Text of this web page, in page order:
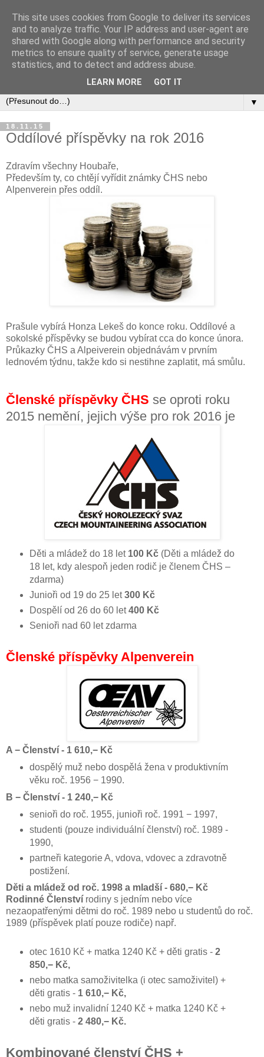
▼
18.11.15
Oddílové příspěvky na rok 2016
Zdravím všechny Houbaře,
Především ty, co chtějí vyřídit známky ČHS nebo
Alpenverein přes oddíl.
Prašule vybírá Honza Lekeš do konce roku. Oddílové a
sokolské příspěvky se budou vybírat cca do konce února.
Průkazky ČHS a Alpeiverein objednávám v prvním
lednovém týdnu, takže kdo si nestihne zaplatit, má smůlu.
Členské příspěvky ČHS se oproti roku
2015 nemění, jejich výše pro rok 2016 je
Děti a mládež do 18 let 100 Kč(Děti a mládež do
18 let, kdy alespoň jeden rodič je členem ČHS –
zdarma)
Junioři od 19 do 25 let300 Kč
Dospělí od 26 do 60 let400 Kč
Senioři nad 60 let zdarma
Členské příspěvky Alpenverein
A − Členství - 1 610,− Kč
dospělý muž nebo dospělá žena v produktivním
věku roč. 1956 − 1990.
B − Členství - 1 240,− Kč
senioři do roč. 1955, junioři roč. 1991 − 1997,
studenti (pouze individuální členství) roč. 1989 -
1990,
partneři kategorie A, vdova, vdovec a zdravotně
postižení.
Děti a mládež od roč. 1998 a mladší - 680,− Kč
Rodinné Členství rodiny s jedním nebo více
nezaopatřenými dětmi do roč. 1989 nebo u studentů do roč.
1989 (příspěvek platí pouze rodiče) např.
otec 1610 Kč + matka 1240 Kč + děti gratis - 2
850,− Kč,
nebo matka samoživitelka (i otec samoživitel) +
děti gratis - 1 610,− Kč,
nebo muž invalidní 1240 Kč + matka 1240 Kč +
děti gratis - 2 480,− Kč.
Kombinované členství ČHS +
This site uses cookies from Google to deliver its services
and to analyze traffic. Your IP address and user-agent are
shared with Google along with performance and security
metrics to ensure quality of service, generate usage
statistics, and to detect and address abuse.
LEARN MORE GOT IT